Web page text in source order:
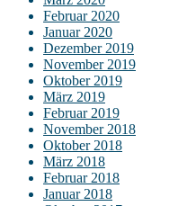
Februar 2020
Januar 2020
Dezember 2019
November 2019
Oktober 2019
März 2019
Februar 2019
November 2018
Oktober 2018
März 2018
Februar 2018
Januar 2018